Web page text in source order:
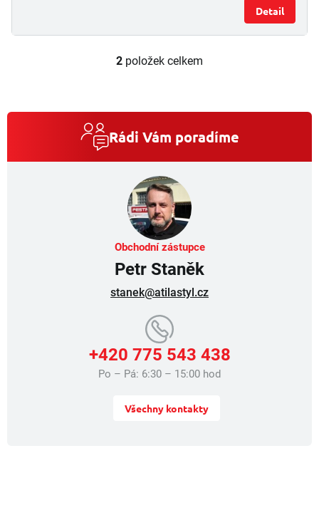
Detail
O
a
í
p
r
v
k
y
v
p
s
2 položek celkem
Rádi Vám poradíme
Obchodní zástupce
Petr Staněk
stanek@atilastyl.cz
+420 775 543 438
Po – Pá: 6:30 – 15:00 hod
Všechny kontakty